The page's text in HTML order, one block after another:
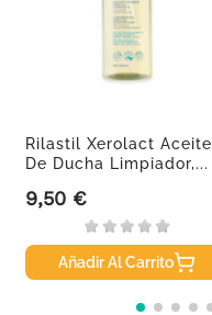
Rilastil Xerolact Aceite
De Ducha Limpiador,...
Precio
9,50 €
Añadir Al Carrito